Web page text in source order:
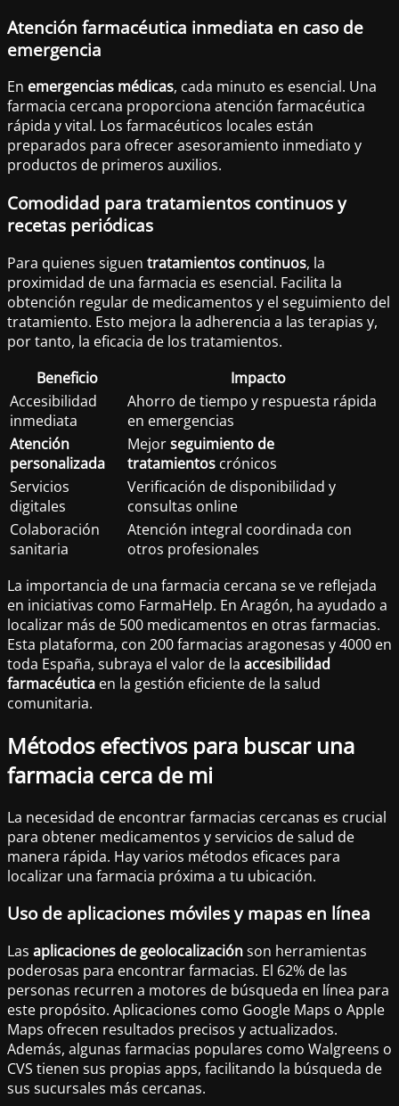
Atención farmacéutica inmediata en caso de
emergencia
En emergencias médicas, cada minuto es esencial. Una
farmacia cercana proporciona atención farmacéutica
rápida y vital. Los farmacéuticos locales están
preparados para ofrecer asesoramiento inmediato y
productos de primeros auxilios.
Comodidad para tratamientos continuos y
recetas periódicas
Para quienes siguen tratamientos continuos, la
proximidad de una farmacia es esencial. Facilita la
obtención regular de medicamentos y el seguimiento del
tratamiento. Esto mejora la adherencia a las terapias y,
por tanto, la eficacia de los tratamientos.
Beneficio
Impacto
Accesibilidad
inmediata
Ahorro de tiempo y respuesta rápida
en emergencias
Atención
personalizada
Mejorseguimiento de
tratamientos crónicos
Servicios
digitales
Verificación de disponibilidad y
consultas online
Colaboración
sanitaria
Atención integral coordinada con
otros profesionales
La importancia de una farmacia cercana se ve reflejada
en iniciativas como FarmaHelp. En Aragón, ha ayudado a
localizar más de 500 medicamentos en otras farmacias.
Esta plataforma, con 200 farmacias aragonesas y 4000 en
toda España, subraya el valor de la accesibilidad
farmacéutica en la gestión eficiente de la salud
comunitaria.
Métodos efectivos para buscar una
farmacia cerca de mi
La necesidad de encontrar farmacias cercanas es crucial
para obtener medicamentos y servicios de salud de
manera rápida. Hay varios métodos eficaces para
localizar una farmacia próxima a tu ubicación.
Uso de aplicaciones móviles y mapas en línea
Las aplicaciones de geolocalizaciónson herramientas
poderosas para encontrar farmacias. El 62% de las
personas recurren a motores de búsqueda en línea para
este propósito. Aplicaciones como Google Maps o Apple
Maps ofrecen resultados precisos y actualizados.
Además, algunas farmacias populares como Walgreens o
CVS tienen sus propias apps, facilitando la búsqueda de
sus sucursales más cercanas.